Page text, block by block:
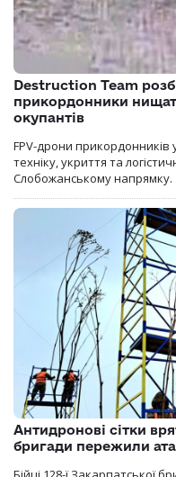
Destruction Team
прикордонники
окупантів
FPV-дрони прикордонників
техніку, укриття та
Слобожанському напрямку.
Антидронові сітки
бригади пережили